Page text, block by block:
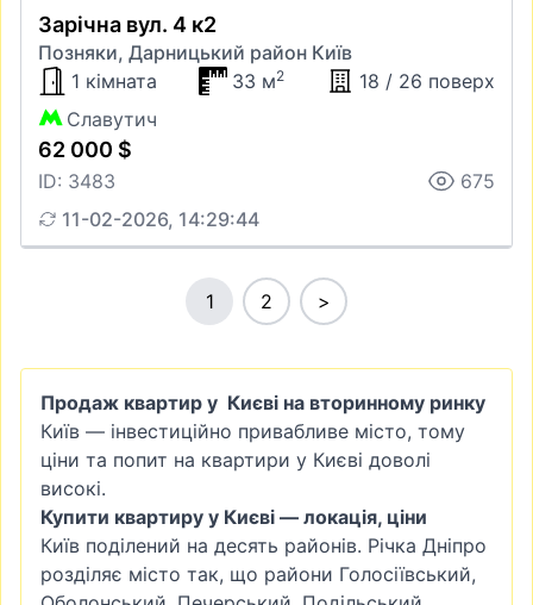
Зарічна вул. 4 к2
Позняки, Дарницький район Київ
1 кімната
33 м2
18 / 26 поверх
Славутич
62 000 $
ID: 3483
675
11-02-2026, 14:29:44
1 2 >
Продаж квартир у Києві на вторинному ринку
Київ — інвестиційно привабливе місто, тому
ціни та попит на квартири у Києві доволі
високі.
Купити квартиру у Києві — локація, ціни
Київ поділений на десять районів. Річка Дніпро
розділяє місто так, що райони Голосіївський,